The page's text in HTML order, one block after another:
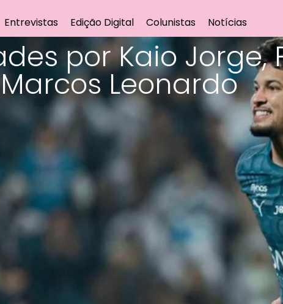
Entrevistas Edição Digital Colunistas Notícias
por Kaio Jorge,
Leonardo